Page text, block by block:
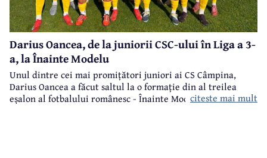
Darius Oancea, de la juniorii CSC-ului în Liga a 3-
a, la Înainte Modelu
Unul dintre cei mai promițători juniori ai CS Câmpina,
Darius Oancea a făcut saltul la o formație din al treilea
eșalon al fotbalului românesc - Înainte Modelu, din județul
citeste mai mult